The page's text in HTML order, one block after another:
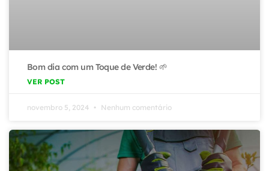
Bom dia com um Toque de Verde! 🌱
VER POST
novembro 5, 2024 Nenhum comentário